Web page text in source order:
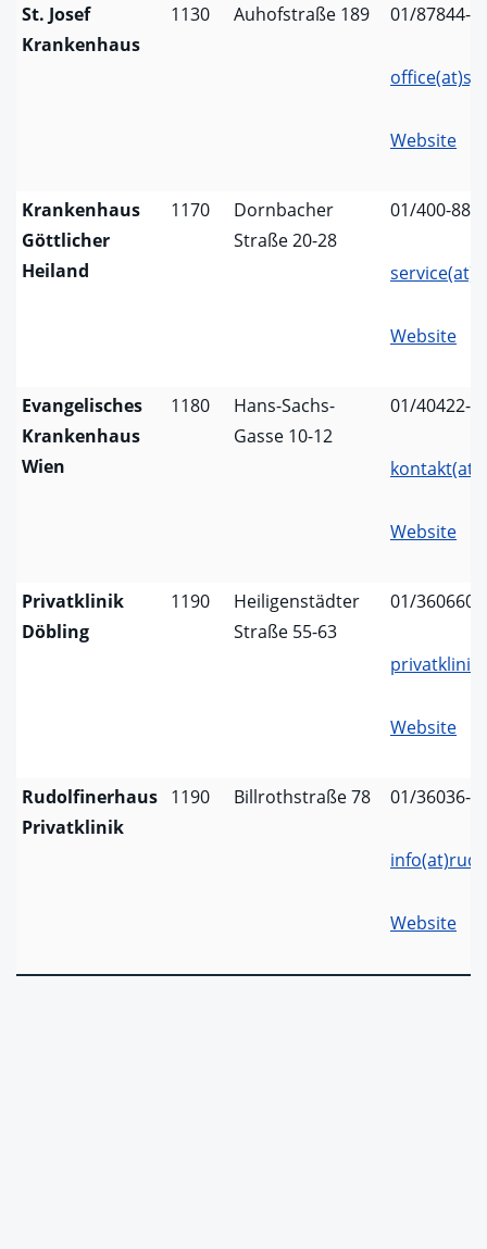
St. Josef
Krankenhaus
1130 Auhofstraße 189 01/87844-0
Website
Krankenhaus
Göttlicher
Heiland
1170
Dornbacher
Straße 20-28
01/400-88
Website
Evangelisches
Krankenhaus
Wien
1180
Hans-Sachs-
Gasse 10-12
01/40422-0
Website
Privatklinik
Döbling
1190
Heiligenstädter
Straße 55-63
01/360660
Website
Rudolfinerhaus
Privatklinik
1190 Billrothstraße 78 01/36036-0
Website